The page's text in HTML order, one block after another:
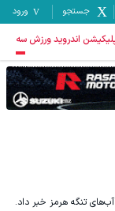
جستجو ورود
اندروید ورزش سه
آب‌های تنگه هرمز خبر داد.